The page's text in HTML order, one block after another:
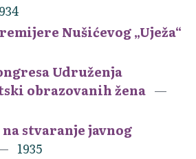
Nušićevog „Uježa“
Udruženja
obrazovanih žena
stvaranje javnog
1935